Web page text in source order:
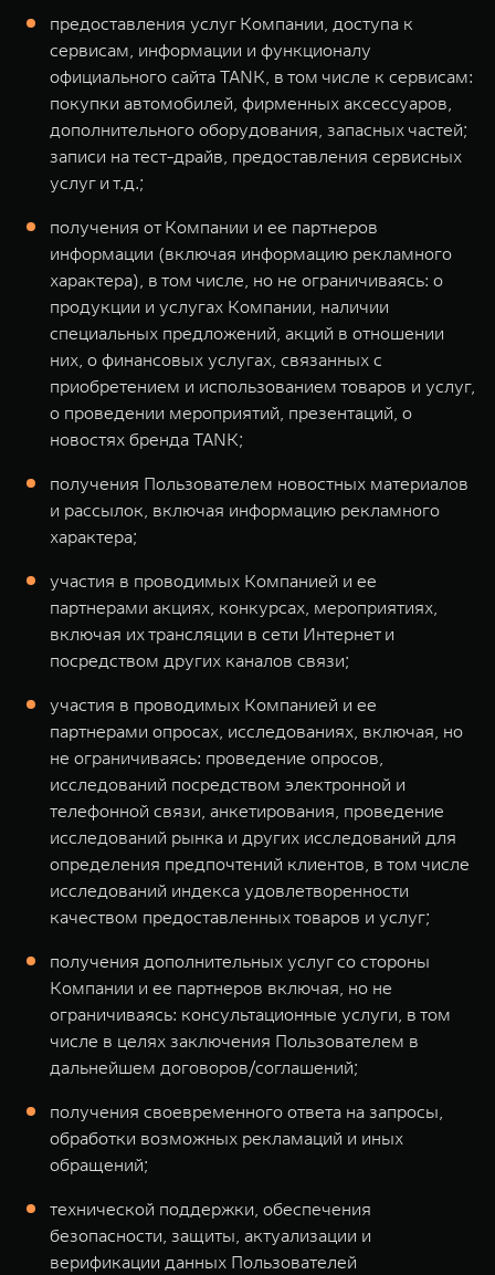
предоставления услуг Компании, доступа к
сервисам, информации и функционалу
официального сайта TANK, в том числе к сервисам:
покупки автомобилей, фирменных аксессуаров,
дополнительного оборудования, запасных частей;
записи на тест-драйв, предоставления сервисных
услуг и т.д.;
получения от Компании и ее партнеров
информации (включая информацию рекламного
характера), в том числе, но не ограничиваясь: о
продукции и услугах Компании, наличии
специальных предложений, акций в отношении
них, о финансовых услугах, связанных с
приобретением и использованием товаров и услуг,
о проведении мероприятий, презентаций, о
новостях бренда TANK;
получения Пользователем новостных материалов
и рассылок, включая информацию рекламного
характера;
участия в проводимых Компанией и ее
партнерами акциях, конкурсах, мероприятиях,
включая их трансляции в сети Интернет и
посредством других каналов связи;
участия в проводимых Компанией и ее
партнерами опросах, исследованиях, включая, но
не ограничиваясь: проведение опросов,
исследований посредством электронной и
телефонной связи, анкетирования, проведение
исследований рынка и других исследований для
определения предпочтений клиентов, в том числе
исследований индекса удовлетворенности
качеством предоставленных товаров и услуг;
получения дополнительных услуг со стороны
Компании и ее партнеров включая, но не
ограничиваясь: консультационные услуги, в том
числе в целях заключения Пользователем в
дальнейшем договоров/соглашений;
получения своевременного ответа на запросы,
обработки возможных рекламаций и иных
обращений;
технической поддержки, обеспечения
безопасности, защиты, актуализации и
верификации данных Пользователей